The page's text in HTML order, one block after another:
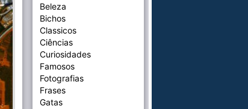
Beleza
Bichos
Classicos
Ciências
Curiosidades
Famosos
Fotografias
Frases
Gatas